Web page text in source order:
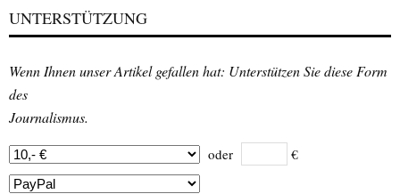
UNTERSTÜTZUNG
Wenn Ihnen unser Artikel gefallen hat: Unterstützen Sie diese Form
des
Journalismus.
oder €